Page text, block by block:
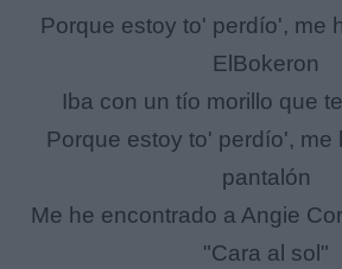
Porque estoy to' perdío', me
ElBokeron
Iba con un tío morillo que
Porque estoy to' perdío', me
pantalón
Me he encontrado a Angie
"Cara al sol"